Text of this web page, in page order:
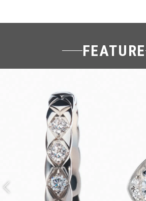
FEATURE